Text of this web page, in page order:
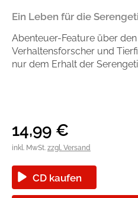
Ratgeber und
Reihen
Blogger und Influencer
Autorinnen und
Ein Leben für die Serengeti
Abenteuer-Feature über
Verhaltensforscher und
nur dem Erhalt der
14,99 €
inkl. MwSt. zzgl. Versand
CD kaufen